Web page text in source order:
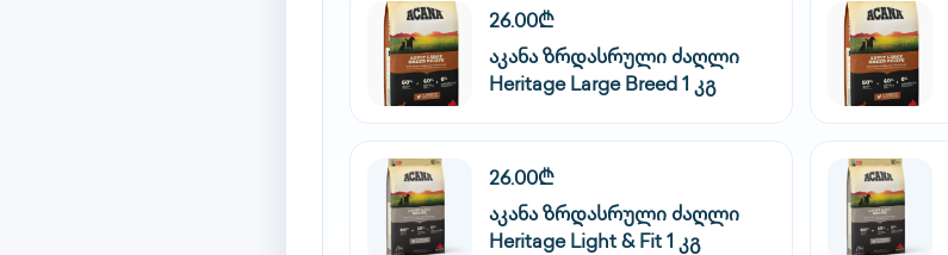
26.00₾
აკანა ზრდასრული ძაღლი
Heritage Large Breed 1 კგ
26.00₾
აკანა ზრდასრული ძაღლი
Heritage Light & Fit 1 კგ